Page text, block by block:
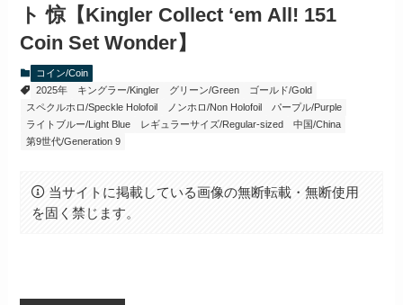
ト 惊【Kingler Collect ‘em All! 151
Coin Set Wonder】
コイン/Coin
2025年
キングラー/Kingler グリーン/Green
ゴールド/Gold
スペクルホロ/Speckle Holofoil
ノンホロ/Non Holofoil
パープル/Purple
ライトブルー/Light Blue
レギュラーサイズ/Regular-sized
中国/China
第9世代/Generation 9
当サイトに掲載している画像の無断転載・無断使用
を固く禁じます。